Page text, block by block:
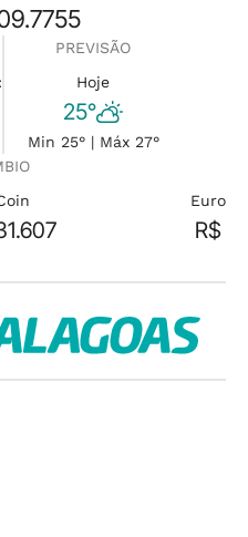
PREVISÃO
Hoje
25°
Min 25° | Máx 27°
Euro
R$